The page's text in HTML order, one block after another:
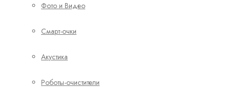
Фото и Видео
Смарт-очки
Акустика
Роботы-очистители